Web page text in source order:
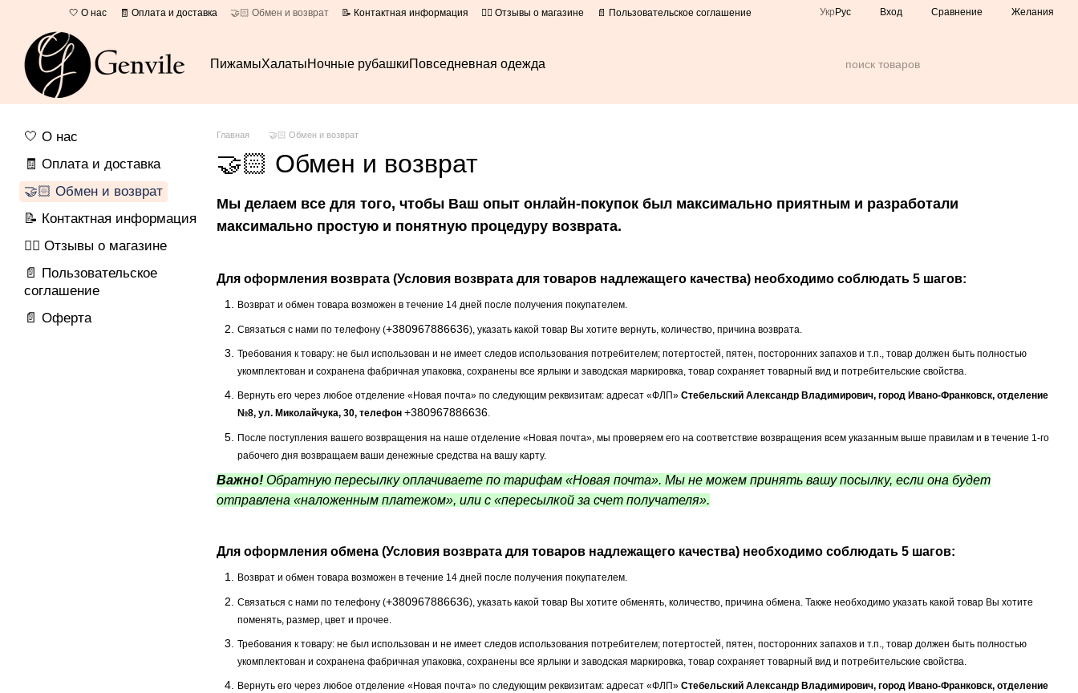
Перейти к основному контенту
🤍 О нас 🧾 Оплата и доставка 🤝🏻 Обмен и возврат 📝 Контактная информация 👍🏻 Отзывы о магазине
📄 Пользовательское соглашение
Укр Рус Вход Сравнение Желания
ПижамыХалатыНочные рубашкиПовседневная одежда
Главная 🤝🏻 Обмен и возврат
🤝🏻 Обмен и возврат
Мы делаем все для того, чтобы Ваш опыт онлайн-покупок был максимально приятным и разработали
максимально простую и понятную процедуру возврата.
Для оформления возврата (Условия возврата для товаров надлежащего качества) необходимо соблюдать 5 шагов:
Возврат и обмен товара возможен в течение 14 дней после получения покупателем.
Связаться с нами по телефону (+380967886636), указать какой товар Вы хотите вернуть, количество, причина возврата.
Требования к товару: не был использован и не имеет следов использования потребителем; потертостей, пятен, посторонних запахов и т.п., товар должен быть полностью
укомплектован и сохранена фабричная упаковка, сохранены все ярлыки и заводская маркировка, товар сохраняет товарный вид и потребительские свойства.
Вернуть его через любое отделение «Новая почта» по следующим реквизитам: адресат «ФЛП» Стебельский Александр Владимирович, город Ивано-Франковск, отделение
№8, ул. Миколайчука, 30, телефон +380967886636.
После поступления вашего возвращения на наше отделение «Новая почта», мы проверяем его на соответствие возвращения всем указанным выше правилам и в течение 1-го
рабочего дня возвращаем ваши денежные средства на вашу карту.
Важно! Обратную пересылку оплачиваете по тарифам «Новая почта». Мы не можем принять вашу посылку, если она будет
отправлена «наложенным платежом», или с «пересылкой за счет получателя».
Для оформления обмена (Условия возврата для товаров надлежащего качества) необходимо соблюдать 5 шагов:
Возврат и обмен товара возможен в течение 14 дней после получения покупателем.
Связаться с нами по телефону (+380967886636), указать какой товар Вы хотите обменять, количество, причина обмена. Также необходимо указать какой товар Вы хотите
поменять, размер, цвет и прочее.
Требования к товару: не был использован и не имеет следов использования потребителем; потертостей, пятен, посторонних запахов и т.п., товар должен быть полностью
укомплектован и сохранена фабричная упаковка, сохранены все ярлыки и заводская маркировка, товар сохраняет товарный вид и потребительские свойства.
Вернуть его через любое отделение «Новая почта» по следующим реквизитам: адресат «ФЛП» Стебельский Александр Владимирович, город Ивано-Франковск, отделение
🤍 О нас
🧾 Оплата и доставка
🤝🏻 Обмен и возврат
📝 Контактная информация
👍🏻 Отзывы о магазине
📄 Пользовательское
соглашение
📄 Оферта